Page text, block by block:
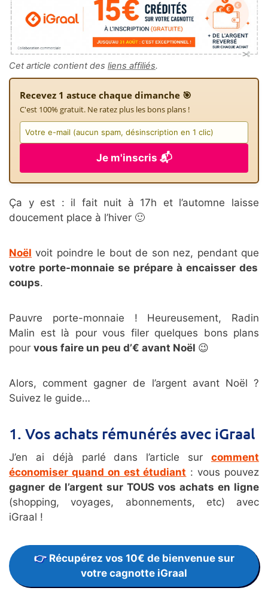
Cet article contient des liens affiliés.
Recevez 1 astuce chaque dimanche 🎯
C'est 100% gratuit. Ne ratez plus les bons plans !
Je m'inscris 📬
Ça y est : il fait nuit à 17h et l’automne laisse
doucement place à l’hiver 🙂
Noël voit poindre le bout de son nez, pendant que
votre porte-monnaie se prépare à encaisser des
coups.
Pauvre porte-monnaie ! Heureusement, Radin
Malin est là pour vous filer quelques bons plans
pour vous faire un peu d’€ avant Noël 😉
Alors, comment gagner de l’argent avant Noël ?
Suivez le guide…
1. Vos achats rémunérés avec iGraal
J’en ai déjà parlé dans l’article sur comment
économiser quand on est étudiant : vous pouvez
gagner de l’argent sur TOUS vos achats en ligne
(shopping, voyages, abonnements, etc) avec
iGraal !
Récupérez vos 10€ de bienvenue sur
votre cagnotte iGraal